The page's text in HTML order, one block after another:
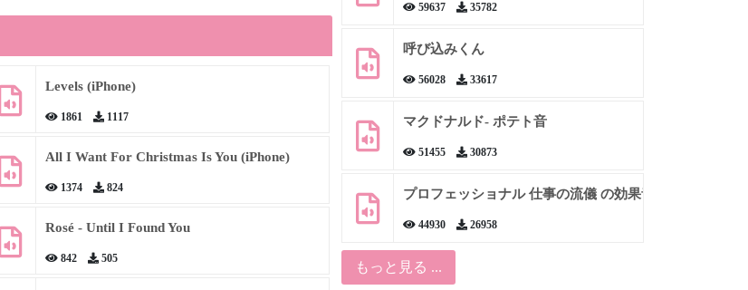
Levels (iPhone)
1861 1117
All I Want For Christmas Is You (iPhone)
1374 824
Rosé - Until I Found You
842 505
59637 35782
呼び込みくん
56028 33617
マクドナルド- ポテト音
51455 30873
プロフェッショナル 仕事の流儀 の効果音
44930 26958
もっと見る ...